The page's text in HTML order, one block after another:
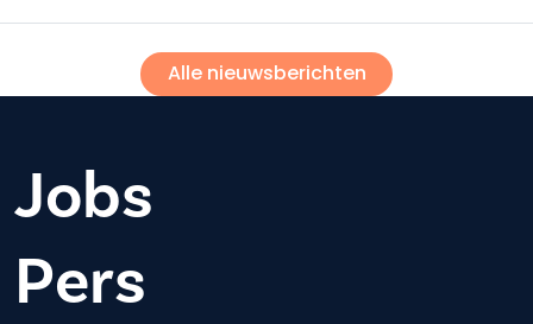
Alle nieuwsberichten
Jobs
Pers